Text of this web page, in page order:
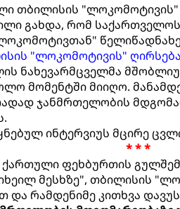
თბილისის "ლოკომოტივის"
გახდა, რომ
"ლოკომოტივის"
ნახევარმცველმა
მომენტში მიიღო.
ჯანმრთელობის
ინტერვიუს მცირე
* * *
ქართული ფეხბურთის
მესხზე", თბილისის
და რამდენიმე კითხვა